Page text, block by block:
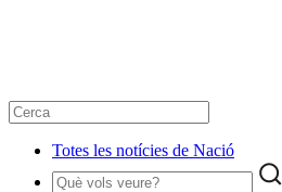
Totes les notícies de Nació